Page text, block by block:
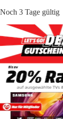
Noch 3 Tage gültig